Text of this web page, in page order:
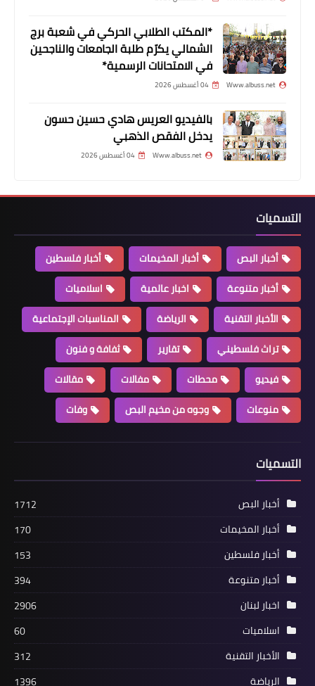
أخبار البص
*المباراة الـ 14 من دورة "الاصدقاء" لكرة
القدم*
أخبار المخيمات
الصفدي يتسلّم مهام أمانة سـر اللجنة
الشعبية للمنظمة في مخيّم عين الحلوة
"حم1س" تسلم "حز.ب الله" رسالةً من
هنية إلى السيد "نصر-الله" حول قرار الضم
*المكتب الطلابي الحركي في شعبة برج
الشمالي يكرّم طلبة الجامعات والناجحين
في الامتحانات الرسمية*
Www.albuss.net 04 أغسطس 2026
بالفيديو العريس هادي حسين حسون
يدخل الفقص الذهبي
Www.albuss.net 04 أغسطس 2026
التسميات
أخبار البص أخبار المخيمات
أخبار فلسطين
أخبار متنوعة
اخبار عالمية
اسلاميات
الأخبار التقنية
الرياضة
المناسبات الإجتماعية
تراث فلسطيني
تقارير
ثفافة و فنون
فيديو
محطات مفالات
مقالات
منوعات
وجوه من مخيم البص وفات
التسميات
أخبار البص
1712
أخبار المخيمات
170
أخبار فلسطين
153
أخبار متنوعة
394
اخبار لبنان
2906
اسلاميات
60
الأخبار التقنية
312
الرياضة
1396